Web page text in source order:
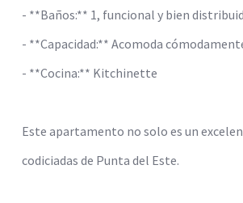
- **Baños:** 1, funcional y bien
- **Capacidad:** Acomoda
- **Cocina:** Kitchinette
Este apartamento no solo es un
codiciadas de Punta del Este.